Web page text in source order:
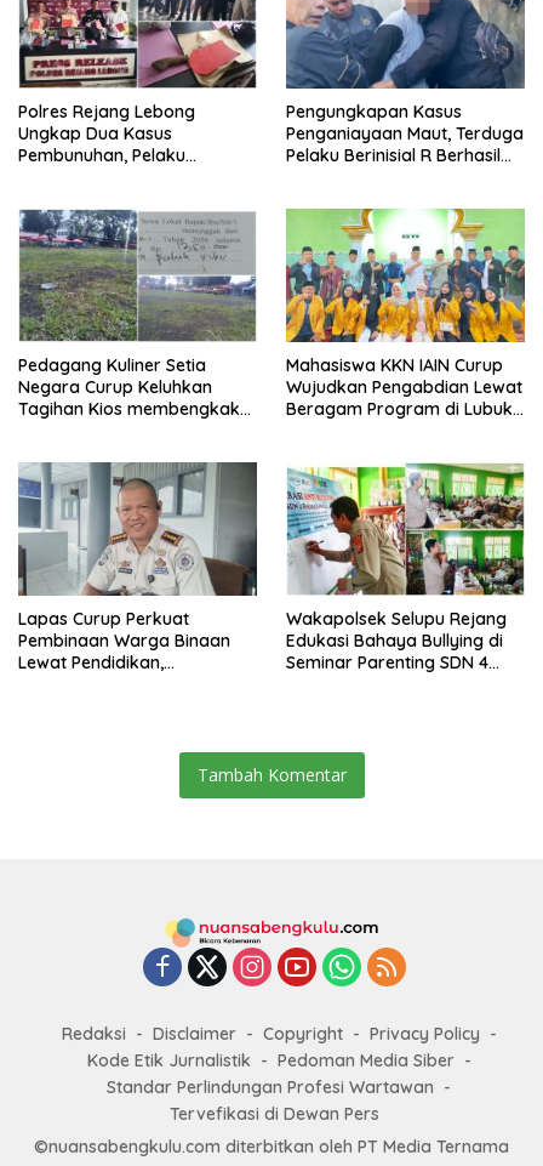
Polres Rejang Lebong
Ungkap Dua Kasus
Pembunuhan, Pelaku
Pengungkapan Kasus
Penganiayaan Maut, Terduga
Pelaku Berinisial R Berhasil
Pedagang Kuliner Setia
Negara Curup Keluhkan
Tagihan Kios membengkak
Mahasiswa KKN IAIN Curup
Wujudkan Pengabdian Lewat
Beragam Program di Lubuk
Lapas Curup Perkuat
Pembinaan Warga Binaan
Lewat Pendidikan,
Wakapolsek Selupu Rejang
Edukasi Bahaya Bullying di
Seminar Parenting SDN 4
Tambah Komentar
Redaksi Disclaimer Copyright
Privacy Policy
Kode Etik Jurnalistik
Pedoman Media Siber
Standar Perlindungan Profesi Wartawan
Tervefikasi di Dewan Pers
©nuansabengkulu.com diterbitkan oleh PT Media Ternama